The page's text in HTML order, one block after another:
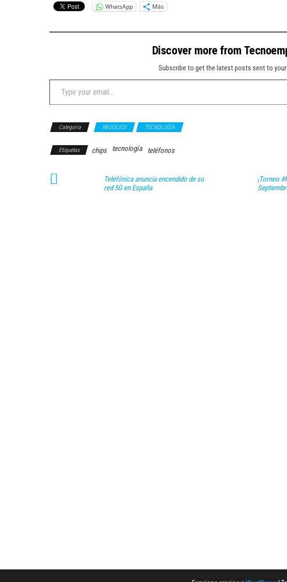
WhatsApp Más
Discover more from
Subscribe to get the latest posts sent to your
Type your email…
Categoría NEGOCIOS TECNOLOGÍA
Etiquetas chips tecnología teléfonos
Telefónica anuncia encendido de su
red 5G en España
¡Torneo